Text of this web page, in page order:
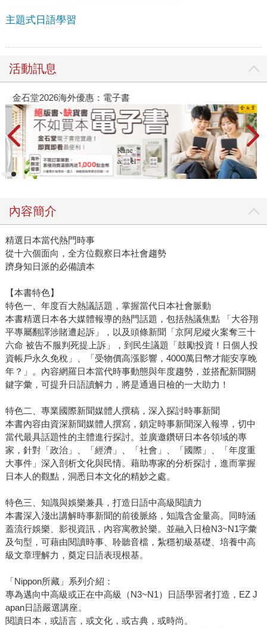
主題式日語學習
活動訊息
金石堂2026海外優惠：電子書
內容簡介
精選日本當代熱門時事
從十六個面向，全方位觀察日本社會趨勢
躋身知日派的必備讀本
【本書特色】
特色一、年度百大熱議話題，掌握當代日本社會脈動
本書精選日本各大媒體報導的熱門話題，包括熱議焦點 「大谷翔
平專屬翻譯涉賭遭起訴」，以及頭條新聞「京阿尼縱火案奪三十
六命 被告不服判死提上訴」，到民生議題「鼓勵投資！日個人投
資帳戶永久免稅」、「受物價高漲影響，4000萬日幣才能安享晚
年？」。內容網羅日本當代時事動態與年度趨勢，並搭配新聞關
鍵字彙，可提升日語讀解力，將是通過日檢的一大助力！
特色二、專業國際新聞媒體人撰稿，深入探討時事新聞
本書內容由資深新聞媒體人撰寫，鎖定時事新聞深入報導，切中
當代最具話題性的主體進行探討。並廣邀鑽研日本各領域的專
家，針對「政治」、「經濟」、「社會」、「國際」、「年度重
大事件」深入剖析文化與民情。藉助專家的分析探討，進而掌握
日本人的觀點，洞悉日本文化的精妙之處。
特色三、知識與娛樂兼具，打造日語中高級閱讀力
本書深入淺出講解時事新聞的前後脈絡，知識含金量高。同時涵
蓋流行娛樂、影視資訊，內容寓教於樂。並融入日檢N3~N1字彙
及句型，可藉由閱讀時事、聆聽音檔，紮穩初級基礎、培養中高
級文章理解力，奠定日語表現根基。
「Nippon所藏」系列介紹：
專為邁向中高級或正在中高級（N3~N1）日語學習者打造，EZ J
apan日語嚴選講座。
閱讀日本，或語言，或文化，或古典，或時尚。